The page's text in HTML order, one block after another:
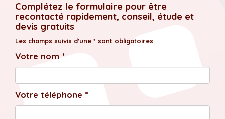
Complétez le formulaire pour être
recontacté rapidement, conseil, étude et
devis gratuits
Les champs suivis d'une * sont obligatoires
Votre nom *
Votre téléphone *